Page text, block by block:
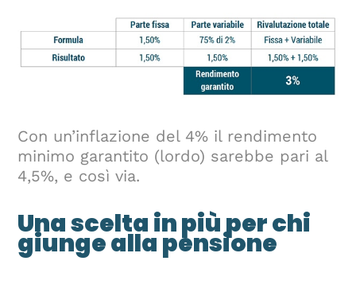
Con un’inflazione del 4% il rendimento
minimo garantito (lordo) sarebbe pari al
4,5%, e così via.
Una scelta in più per chi
giunge alla pensione